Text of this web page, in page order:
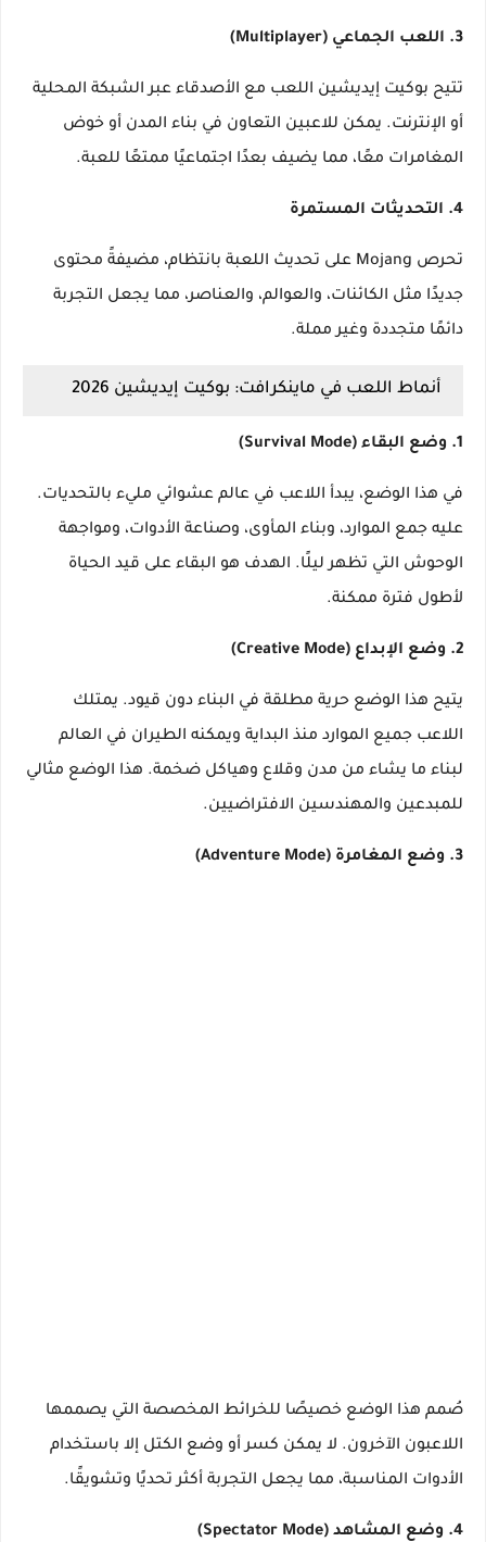
3. اللعب الجماعي (Multiplayer)
تتيح بوكيت إيديشين اللعب مع الأصدقاء عبر الشبكة المحلية
أو الإنترنت. يمكن للاعبين التعاون في بناء المدن أو خوض
المغامرات معًا، مما يضيف بعدًا اجتماعيًا ممتعًا للعبة.
4. التحديثات المستمرة
تحرص Mojang على تحديث اللعبة بانتظام، مضيفةً محتوى
جديدًا مثل الكائنات، والعوالم، والعناصر، مما يجعل التجربة
دائمًا متجددة وغير مملة.
أنماط اللعب في ماينكرافت: بوكيت إيديشين 2026
1. وضع البقاء (Survival Mode)
في هذا الوضع، يبدأ اللاعب في عالم عشوائي مليء بالتحديات.
عليه جمع الموارد، وبناء المأوى، وصناعة الأدوات، ومواجهة
الوحوش التي تظهر ليلًا. الهدف هو البقاء على قيد الحياة
لأطول فترة ممكنة.
2. وضع الإبداع (Creative Mode)
يتيح هذا الوضع حرية مطلقة في البناء دون قيود. يمتلك
اللاعب جميع الموارد منذ البداية ويمكنه الطيران في العالم
لبناء ما يشاء من مدن وقلاع وهياكل ضخمة. هذا الوضع مثالي
للمبدعين والمهندسين الافتراضيين.
3. وضع المغامرة (Adventure Mode)
صُمم هذا الوضع خصيصًا للخرائط المخصصة التي يصممها
اللاعبون الآخرون. لا يمكن كسر أو وضع الكتل إلا باستخدام
الأدوات المناسبة، مما يجعل التجربة أكثر تحديًا وتشويقًا.
4. وضع المشاهد (Spectator Mode)